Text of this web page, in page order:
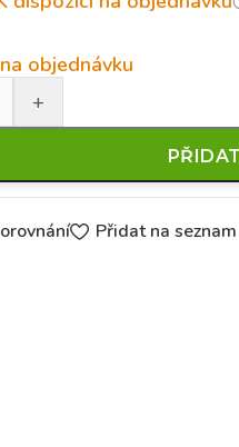
objednávku
Přidat na